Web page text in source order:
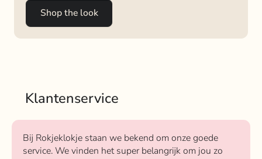
Shop the look
Klantenservice
Bij Rokjeklokje staan we bekend om onze goede
service. We vinden het super belangrijk om jou zo